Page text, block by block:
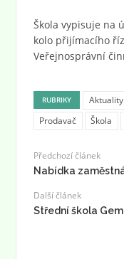
Škola vypisuje na
kolo přijímacího
Veřejnosprávní
RUBRIKY Aktuality
Prodavač
Škola
Předchozí článek
Nabídka
Další článek
Střední škola